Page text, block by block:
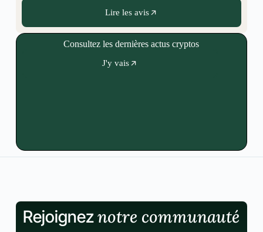
Lire les avis
Consultez les dernières actus cryptos
J'y vais
Rejoigneznotre communauté